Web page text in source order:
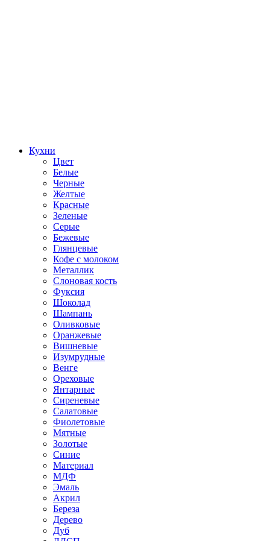
Кухни
Цвет
Белые
Черные
Желтые
Красные
Зеленые
Серые
Бежевые
Глянцевые
Кофе с молоком
Металлик
Слоновая кость
Фуксия
Шоколад
Шампань
Оливковые
Оранжевые
Вишневые
Изумрудные
Венге
Ореховые
Янтарные
Сиреневые
Салатовые
Фиолетовые
Мятные
Золотые
Синие
Материал
МДФ
Эмаль
Акрил
Береза
Дерево
Дуб